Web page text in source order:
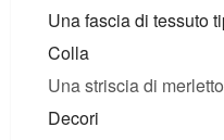
Una fascia di tessuto
Colla
Una striscia di merletto
Decori